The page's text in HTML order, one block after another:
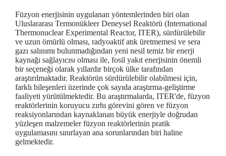
Füzyon enerjisinin uygulanan yöntemlerinden biri olan
Uluslararası Termonükleer Deneysel Reaktörü (International
Thermonuclear Experimental Reactor, ITER), sürdürülebilir
ve uzun ömürlü olması, radyoaktif atık üretmemesi ve sera
gazı salınımı bulunmadığından yeni nesil temiz bir enerji
kaynağı sağlayıcısı olması ile, fosil yakıt enerjisinin önemli
bir seçeneği olarak yıllardır birçok ülke tarafından
araştırılmaktadır. Reaktörün sürdürülebilir olabilmesi için,
farklı bileşenleri üzerinde çok sayıda araştırma-geliştirme
faaliyeti yürütülmektedir. Bu araştırmalarda, ITER'de, füzyon
reaktörlerinin koruyucu zırhı görevini gören ve füzyon
reaksiyonlarından kaynaklanan büyük enerjiyle doğrudan
yüzleşen malzemeler füzyon reaktörlerinin pratik
uygulamasını sınırlayan ana sorunlarından biri haline
gelmektedir.